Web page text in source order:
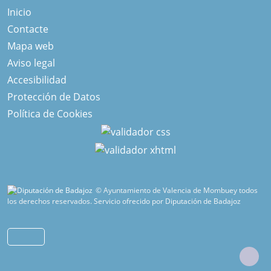
Inicio
Contacte
Mapa web
Aviso legal
Accesibilidad
Protección de Datos
Política de Cookies
© Ayuntamiento de Valencia de Mombuey todos
los derechos reservados.Servicio ofrecido por Diputación de Badajoz